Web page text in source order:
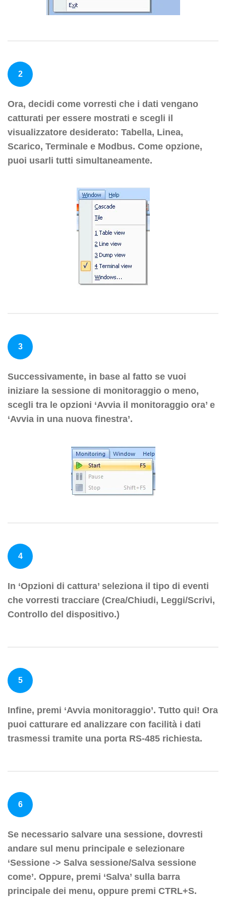
2
Ora, decidi come vorresti che i dati vengano
catturati per essere mostrati e scegli il
visualizzatore desiderato: Tabella, Linea,
Scarico, Terminale e Modbus. Come opzione,
puoi usarli tutti simultaneamente.
3
Successivamente, in base al fatto se vuoi
iniziare la sessione di monitoraggio o meno,
scegli tra le opzioni ‘Avvia il monitoraggio ora’ e
‘Avvia in una nuova finestra’.
4
In ‘Opzioni di cattura’ seleziona il tipo di eventi
che vorresti tracciare (Crea/Chiudi, Leggi/Scrivi,
Controllo del dispositivo.)
5
Infine, premi ‘Avvia monitoraggio’. Tutto qui! Ora
puoi catturare ed analizzare con facilità i dati
trasmessi tramite una porta RS-485 richiesta.
6
Se necessario salvare una sessione, dovresti
andare sul menu principale e selezionare
‘Sessione -> Salva sessione/Salva sessione
come’. Oppure, premi ‘Salva’ sulla barra
principale dei menu, oppure premi CTRL+S.